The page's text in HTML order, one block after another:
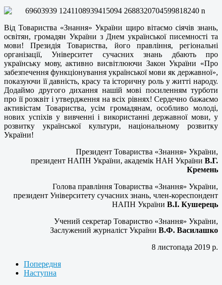
Від Товариства «Знання» України щиро вітаємо сіячів знань,
освітян, громадян України з Днем української писемності та
мови! Президія Товариства, його правління, регіональні
організації, Університет сучасних знань дбають про
українську мову, активно висвітлюючи Закон України «Про
забезпечення функціонування української мови як державної»,
показуючи її давність, красу та історичну роль у житті народу.
Додаймо другого дихання нашій мові посиленням турботи
про її розквіт і утвердження на всіх рівнях! Сердечно бажаємо
активістам Товариства, усім громадянам, особливо молоді,
нових успіхів у вивченні і використанні державної мови, у
розвитку української культури, національному розвитку
України!
Президент Товариства «Знання» України,
президент НАПН України, академік НАН України В.Г.
Кремень
Голова правління Товариства «Знання» України,
президент Університету сучасних знань, член-кореспондент
НАПН України В.І. Кушерець
Учений секретар Товариство «Знання» України,
Заслужений журналіст України В.Ф. Василашко
8 листопада 2019 р.
Попередня
Наступна